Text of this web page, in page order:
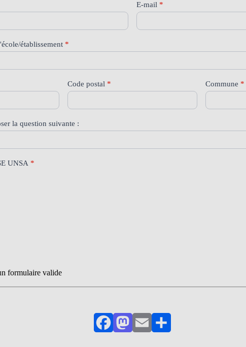
E-mail *
établissement *
Code postal * Commune *
la question suivante :
UNSA *
formulaire valide
FacebookMastodon
EmailPartager